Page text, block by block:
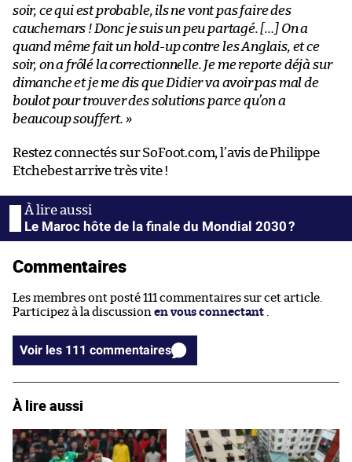
soir, ce qui est probable, ils ne vont pas faire des
cauchemars ! Donc je suis un peu partagé. […] On a
quand même fait un hold-up contre les Anglais, et ce
soir, on a frôlé la correctionnelle. Je me reporte déjà sur
dimanche et je me dis que Didier va avoir pas mal de
boulot pour trouver des solutions parce qu’on a
beaucoup souffert. »
Restez connectés sur SoFoot.com, l’avis de Philippe
Etchebest arrive très vite !
Le Maroc hôte de la finale du Mondial 2030 ?
Commentaires
Les membres ont posté 111 commentaires sur cet article.
Participez à la discussion en vous connectant
Voir les 111 commentaires
À lire aussi